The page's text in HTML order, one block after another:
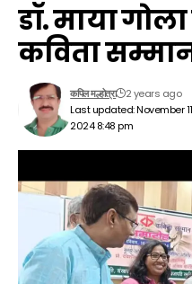
डॉ. माया
कविता
Last updated: November
2024 8:48 pm
कपिल मल्होत्रा 2 years ago